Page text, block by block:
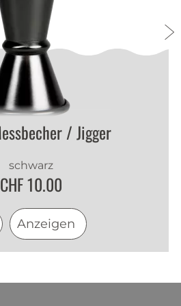
/ Jigger
schwarz
CHF 10.00
Anzeigen